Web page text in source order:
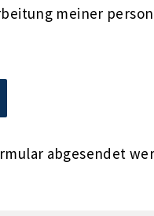
meiner
abgesendet